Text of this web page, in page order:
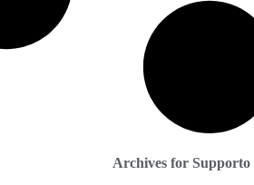
Archives for Supporto